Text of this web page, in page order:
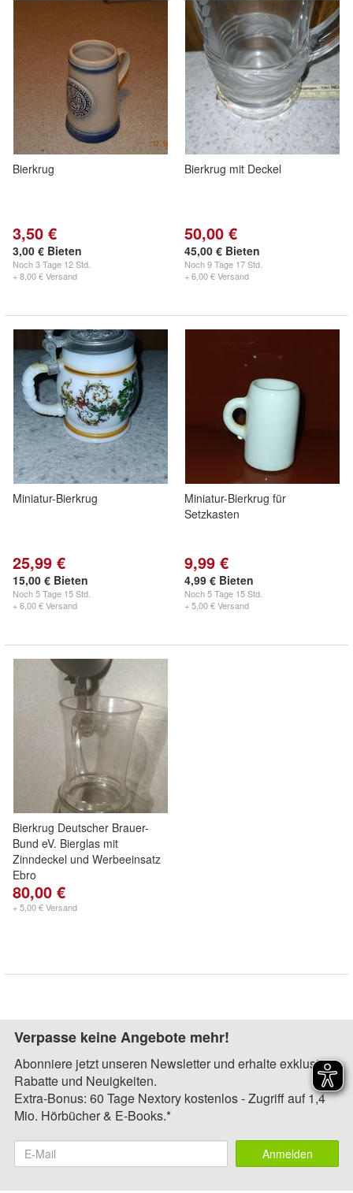
Bierkrug
3,50 €
3,00 € Bieten
Noch3 Tage 12 Std.
+ 8,00 € Versand
Bierkrug mit Deckel
50,00 €
45,00 € Bieten
Noch9 Tage 17 Std.
+ 6,00 € Versand
Miniatur-Bierkrug
25,99 €
15,00 € Bieten
Noch5 Tage 15 Std.
+ 6,00 € Versand
Miniatur-Bierkrug für
Setzkasten
9,99 €
4,99 € Bieten
Noch5 Tage 15 Std.
+ 5,00 € Versand
Bierkrug Deutscher Brauer-
Bund eV. Bierglas mit
Zinndeckel und Werbeeinsatz
Ebro
80,00 €
+ 5,00 € Versand
Verpasse keine Angebote mehr!
Abonniere jetzt unseren Newsletter und erhalte exklusive
Rabatte und Neuigkeiten.
Extra-Bonus: 60 Tage Nextory kostenlos - Zugriff auf 1,4
Mio. Hörbücher & E-Books.*
Anmelden